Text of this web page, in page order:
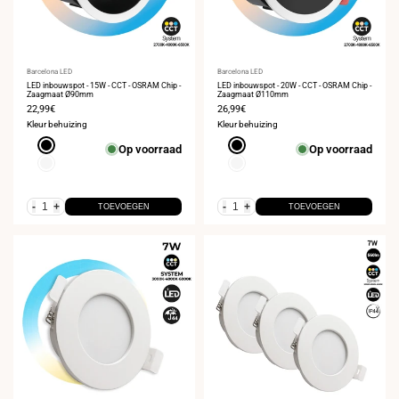
Leverancier:
Barcelona LED
LED inbouwspot - 15W - CCT - OSRAM Chip -
Zaagmaat Ø90mm
Verkoopprijs
22,99€
Kleur behuizing
Zwart
Op voorraad
- + TOEVOEGEN
Leverancier:
Barcelona LED
LED inbouwspot - 20W - CCT - OSRAM Chip -
Zaagmaat Ø110mm
Verkoopprijs
26,99€
Kleur behuizing
Zwart
Op voorraad
- + TOEVOEGEN